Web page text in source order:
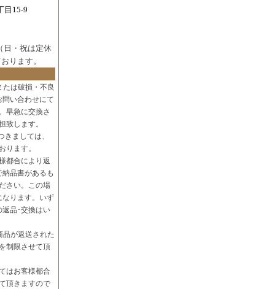
15-9
日・祝は定休
ります。
は破損・不良
い合わせにて
早急に交換さ
致します。
ましては、
ります。
都合により返
品書があるも
さい。この場
なります。いず
品･交換はい
品が返送された
制限させて頂
はお客様都合
頂きますので